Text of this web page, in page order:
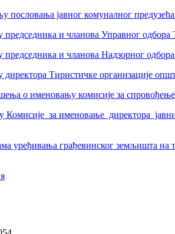
пословања јавног комуналног
и чланова Управног
и чланова Надзорног
Тиристичке организације
о именовању комисије за
Комисије за именовање директора
уређивања грађевинског земљишта